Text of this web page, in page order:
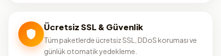
Ücretsiz SSL & Güvenlik
Tüm paketlerde ücretsiz SSL, DDoS koruması ve
günlük otomatik yedekleme.